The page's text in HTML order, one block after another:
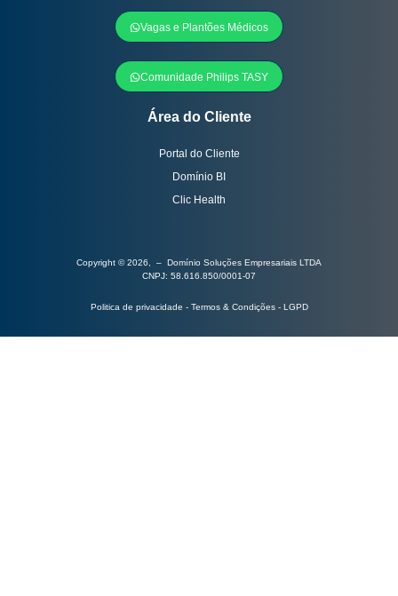
Vagas e Plantões Médicos
Comunidade Philips TASY
Área do Cliente
Portal do Cliente
Domínio BI
Clic Health
Copyright © 2026, – Domínio Soluções Empresariais LTDA
CNPJ: 58.616.850/0001-07
Politica de privacidade - Termos & Condições - LGPD